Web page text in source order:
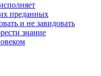
преданных
и не завидовать
знание